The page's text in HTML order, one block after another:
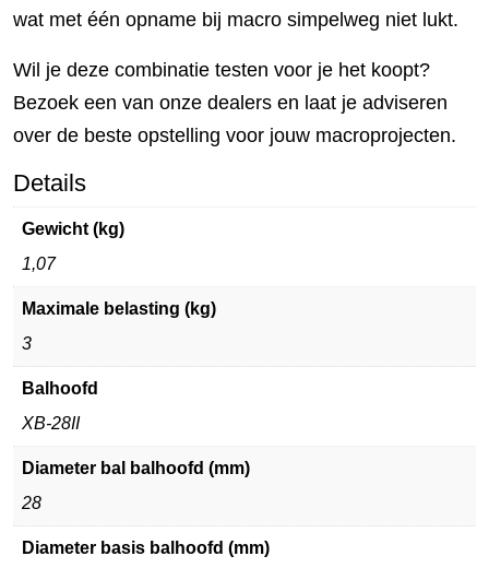
wat met één opname bij macro simpelweg niet lukt.
Wil je deze combinatie testen voor je het koopt?
Bezoek een van onze dealers en laat je adviseren
over de beste opstelling voor jouw macroprojecten.
Details
Gewicht (kg)
1,07
Maximale belasting (kg)
3
Balhoofd
XB-28II
Diameter bal balhoofd (mm)
28
Diameter basis balhoofd (mm)